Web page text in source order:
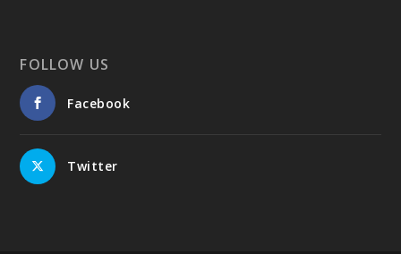
FOLLOW US
Facebook
Twitter